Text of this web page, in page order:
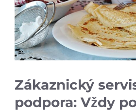
Zákaznický
podpora: Vždy